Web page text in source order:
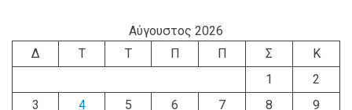
Αύγουστος 2026
Δ
Τ Τ Π Π Σ
Κ
1
2
3
4 5 6 7 8
9